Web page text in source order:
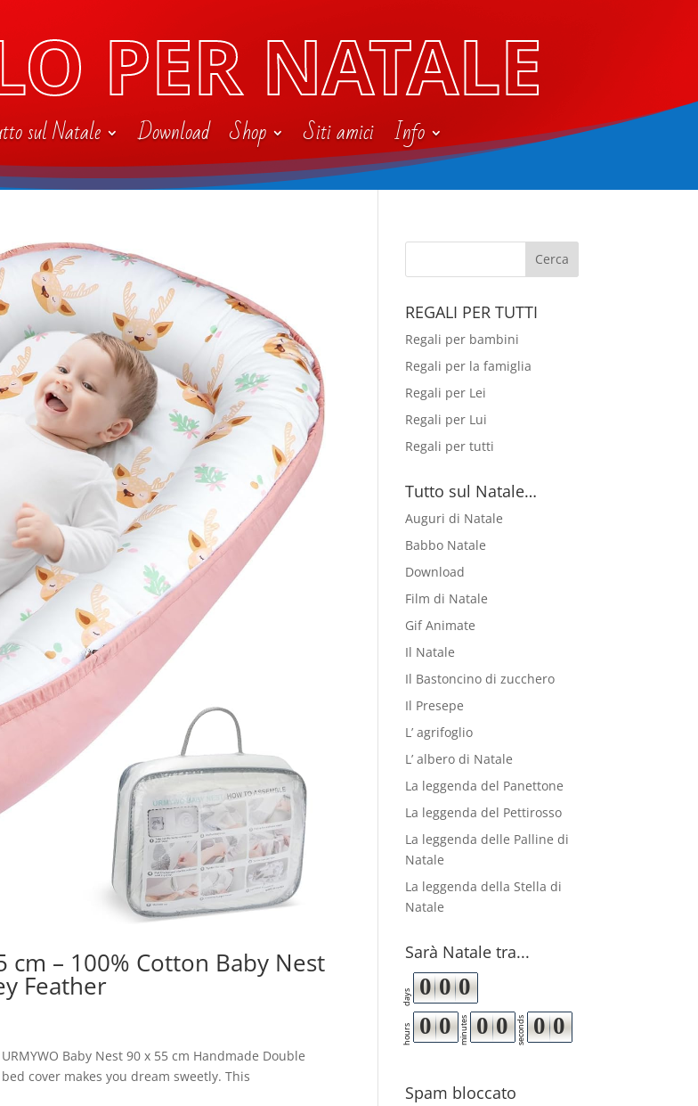
PER NATALE
sul Natale Download Shop Siti amici Info
cm – 100% Cotton Baby Nest
Feather
Baby Nest 90 x 55 cm Handmade Double
cover makes you dream sweetly. This
REGALI PER TUTTI
Regali per bambini
Regali per la famiglia
Regali per Lei
Regali per Lui
Regali per tutti
Tutto sul Natale…
Auguri di Natale
Babbo Natale
Download
Film di Natale
Gif Animate
Il Natale
Il Bastoncino di zucchero
Il Presepe
L’ agrifoglio
L’ albero di Natale
La leggenda del Panettone
La leggenda del Pettirosso
La leggenda delle Palline di
Natale
La leggenda della Stella di
Natale
Sarà Natale tra...
days 0 0 0
hours 0 0 minutes 0 0 seconds 0 0
Spam bloccato